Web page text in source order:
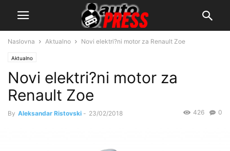
Naslovna Aktualno Novi elektri?ni motor za Renault Zoe
Aktualno
Novi elektri?ni motor za
Renault Zoe
By Aleksandar Ristovski - 23/02/2018 0
426